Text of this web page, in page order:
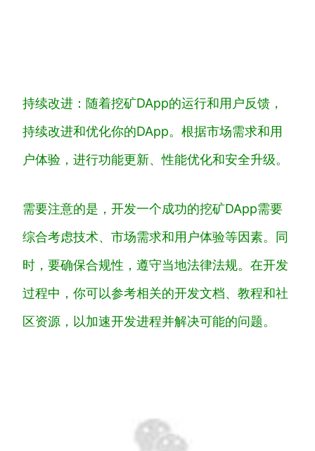
持续改进：随着挖矿DApp的运行和用户反馈，
持续改进和优化你的DApp。根据市场需求和用
户体验，进行功能更新、性能优化和安全升级。
需要注意的是，开发一个成功的挖矿DApp需要
综合考虑技术、市场需求和用户体验等因素。同
时，要确保合规性，遵守当地法律法规。在开发
过程中，你可以参考相关的开发文档、教程和社
区资源，以加速开发进程并解决可能的问题。